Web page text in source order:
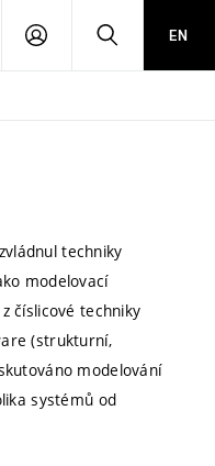
PŘIHLÁSIT HLEDATEN
techniky
modelovací
číslicové techniky
(strukturní,
modelování
systémů od